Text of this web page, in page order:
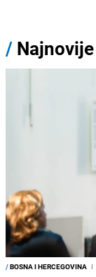
/ Najnovije
/BOSNA I HERCEGOVINA I